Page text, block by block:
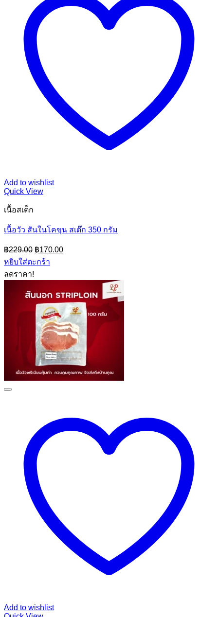
Add to wishlist
Quick View
เนื้อสเต็ก
เนื้อวัว สันในโคขุน สเต๊ก 350 กรัม
฿229.00 Original
price
was:
฿170.00Current
price
หยิบใส่ตะกร้า
ลดราคา!
Add to wishlist